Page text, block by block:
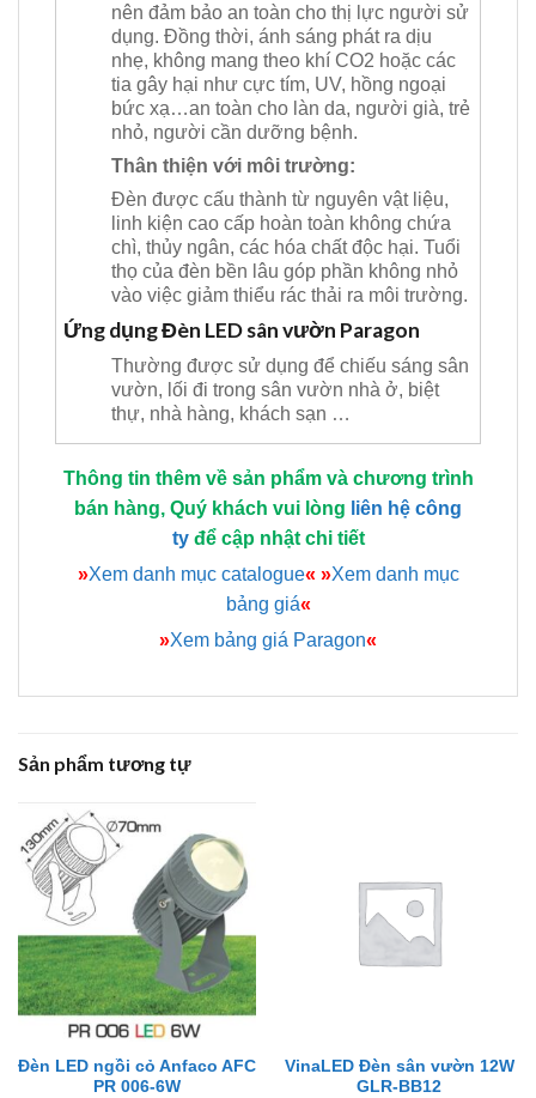
nên đảm bảo an toàn cho thị lực người sử
dụng. Đồng thời, ánh sáng phát ra dịu
nhẹ, không mang theo khí CO2 hoặc các
tia gây hại như cực tím, UV, hồng ngoại
bức xạ…an toàn cho làn da, người già, trẻ
nhỏ, người cần dưỡng bệnh.
Thân thiện với môi trường:
Đèn được cấu thành từ nguyên vật liệu,
linh kiện cao cấp hoàn toàn không chứa
chì, thủy ngân, các hóa chất độc hại. Tuổi
thọ của đèn bền lâu góp phần không nhỏ
vào việc giảm thiểu rác thải ra môi trường.
Ứng dụng Đèn LED sân vườn Paragon
Thường được sử dụng để chiếu sáng sân
vườn, lối đi trong sân vườn nhà ở, biệt
thự, nhà hàng, khách sạn …
Thông tin thêm về sản phẩm và chương trình
bán hàng, Quý khách vui lòng liên hệ công
tyđể cập nhật chi tiết
»Xem danh mục catalogue« »Xem danh mục
bảng giá«
»Xem bảng giá Paragon«
Sản phẩm tương tự
Đèn LED ngồi cỏ Anfaco AFC
PR 006-6W
VinaLED Đèn sân vườn 12W
GLR-BB12